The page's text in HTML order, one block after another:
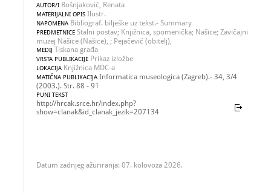
AUTOR/I Bošnjaković, Renata
MATERIJALNI OPIS Ilustr.
NAPOMENA Bibliograf. bilješke uz tekst.- Summary
PREDMETNICE Stalni postav; Knjižnica, spomenička; Našice; Zavičajni
muzej Našice (Našice), ; Pejačević (obitelj),
MEDIJ Tiskana građa
VRSTA PUBLIKACIJE Prikaz izložbe
LOKACIJA Knjižnica MDC-a
MATIČNA PUBLIKACIJA Informatica museologica (Zagreb).- 34, 3/4
(2003.). Str. 88 - 91
PUNI TEKST
http://hrcak.srce.hr/index.php?
show=clanak&id_clanak_jezik=207134
Datum zadnjeg ažuriranja: 07. kolovoza 2026.